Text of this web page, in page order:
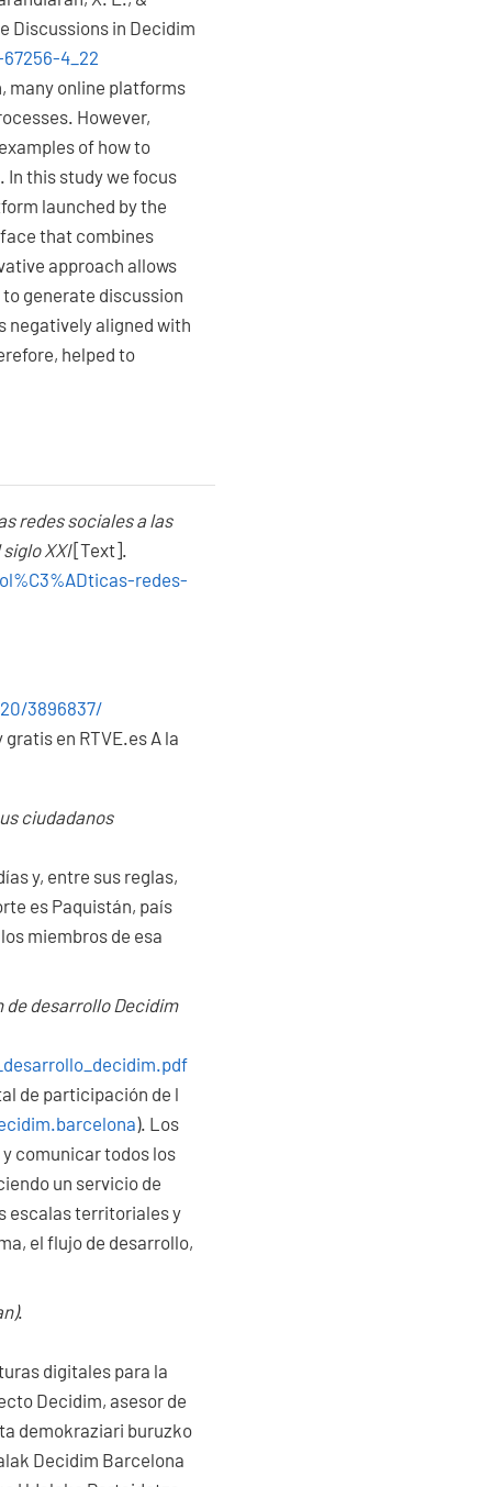
Discussions in Decidim
4_22
many online platforms
However,
of how to
this study we focus
launched by the
that combines
approach allows
generate discussion
negatively aligned with
helped to
redes sociales a las
XXI[Text].
redes-
3896837/
en RTVE.es A la
ciudadanos
y, entre sus reglas,
es Paquistán, país
miembros de esa
de desarrollo Decidim
de participación de l
). Los
comunicar todos los
un servicio de
escalas territoriales y
el flujo de desarrollo,
.
digitales para la
Decidim, asesor de
demokraziari buruzko
Decidim Barcelona